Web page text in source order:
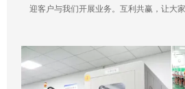
迎客户与我们开展业务。互利共赢，让大家